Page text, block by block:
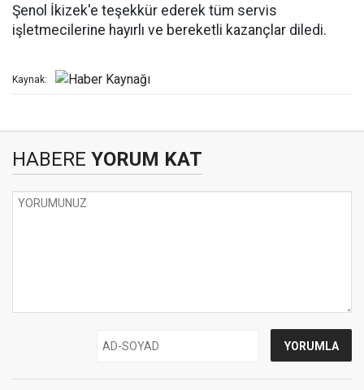
Şenol İkizek'e teşekkür ederek tüm servis
işletmecilerine hayırlı ve bereketli kazançlar diledi.
Kaynak:
HABERE YORUM KAT